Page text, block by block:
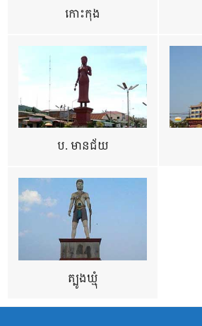
កោះកុង
ប. មានជ័យ
ត្បូងឃ្មុំ